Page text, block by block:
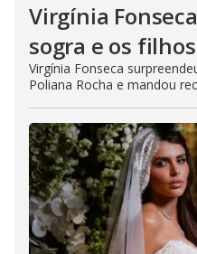
Virgínia
sogra e os
Virgínia Fonseca
Poliana Rocha e mandou